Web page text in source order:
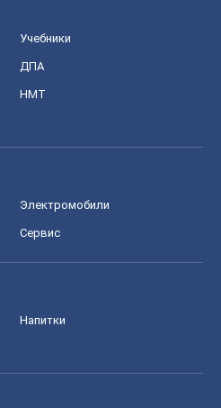
Учебники
ДПА
НМТ
Электромобили
Сервис
Напитки